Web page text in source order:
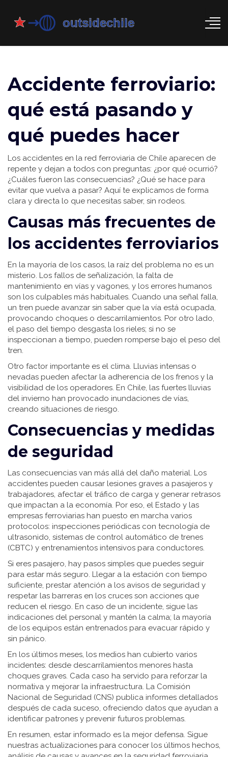
Accidente ferroviario:
qué está pasando y
qué puedes hacer
Los accidentes en la red ferroviaria de Chile aparecen de
repente y dejan a todos con preguntas: ¿por qué ocurrió?
¿Cuáles fueron las consecuencias? ¿Qué se hace para
evitar que vuelva a pasar? Aquí te explicamos de forma
clara y directa lo que necesitas saber, sin rodeos.
Causas más frecuentes de
los accidentes ferroviarios
En la mayoría de los casos, la raíz del problema no es un
misterio. Los fallos de señalización, la falta de
mantenimiento en vías y vagones, y los errores humanos
son los culpables más habituales. Cuando una señal falla,
un tren puede avanzar sin saber que la vía está ocupada,
provocando choques o descarrilamientos. Por otro lado,
el paso del tiempo desgasta los rieles; si no se
inspeccionan a tiempo, pueden romperse bajo el peso del
tren.
Otro factor importante es el clima. Lluvias intensas o
nevadas pueden afectar la adherencia de los frenos y la
visibilidad de los operadores. En Chile, las fuertes lluvias
del invierno han provocado inundaciones de vías,
creando situaciones de riesgo.
Consecuencias y medidas
de seguridad
Las consecuencias van más allá del daño material. Los
accidentes pueden causar lesiones graves a pasajeros y
trabajadores, afectar el tráfico de carga y generar retrasos
que impactan a la economía. Por eso, el Estado y las
empresas ferroviarias han puesto en marcha varios
protocolos: inspecciones periódicas con tecnología de
ultrasonido, sistemas de control automático de trenes
(CBTC) y entrenamientos intensivos para conductores.
Si eres pasajero, hay pasos simples que puedes seguir
para estar más seguro. Llegar a la estación con tiempo
suficiente, prestar atención a los avisos de seguridad y
respetar las barreras en los cruces son acciones que
reducen el riesgo. En caso de un incidente, sigue las
indicaciones del personal y mantén la calma; la mayoría
de los equipos están entrenados para evacuar rápido y
sin pánico.
En los últimos meses, los medios han cubierto varios
incidentes: desde descarrilamientos menores hasta
choques graves. Cada caso ha servido para reforzar la
normativa y mejorar la infraestructura. La Comisión
Nacional de Seguridad (CNS) publica informes detallados
después de cada suceso, ofreciendo datos que ayudan a
identificar patrones y prevenir futuros problemas.
En resumen, estar informado es la mejor defensa. Sigue
nuestras actualizaciones para conocer los últimos hechos,